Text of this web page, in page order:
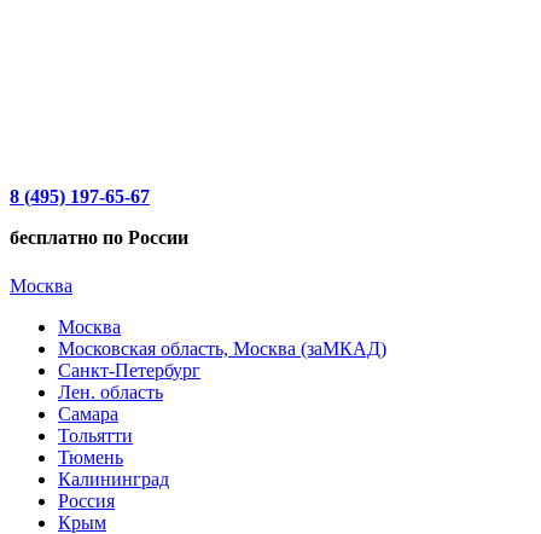
8 (495) 197-65-67
бесплатно по России
Москва
Москва
Московская область, Москва (заМКАД)
Санкт-Петербург
Лен. область
Самара
Тольятти
Тюмень
Калининград
Россия
Крым